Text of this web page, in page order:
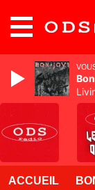
ACCUEIL